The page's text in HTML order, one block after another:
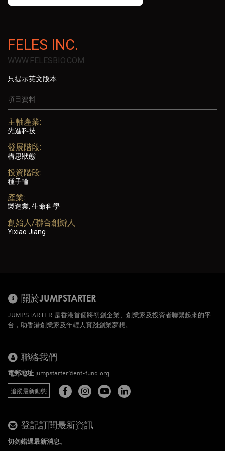
FELES INC.
WWW.FELESBIO.COM
只提示英文版本
項目資料
主軸產業:
先進科技
發展階段:
構思狀態
投資階段:
種子輪
產業:
製造業, 生命科學
創始人/聯合創辧人:
Yixiao Jiang
關於JUMPSTARTER
JUMPSTARTER 是香港首個將初創企業、創業家及投資者聯繫起來的平
台，助香港創業家及年輕人實踐創業夢想。
聯絡我們
電郵地址 jumpstarter@ent-fund.org
追蹤最新動態
登記訂閱最新資訊
切勿錯過最新消息。